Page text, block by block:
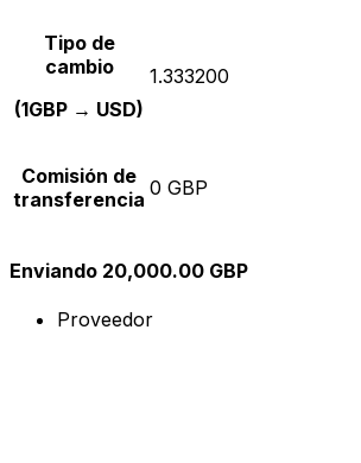
Tipo de
cambio
(1GBP → USD)
1.333200
Comisión de
transferencia 0 GBP
Enviando 20,000.00 GBP
Proveedor